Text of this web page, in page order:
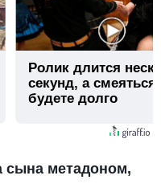
Ролик длится
секунд, а
будете долго
сына метадоном,